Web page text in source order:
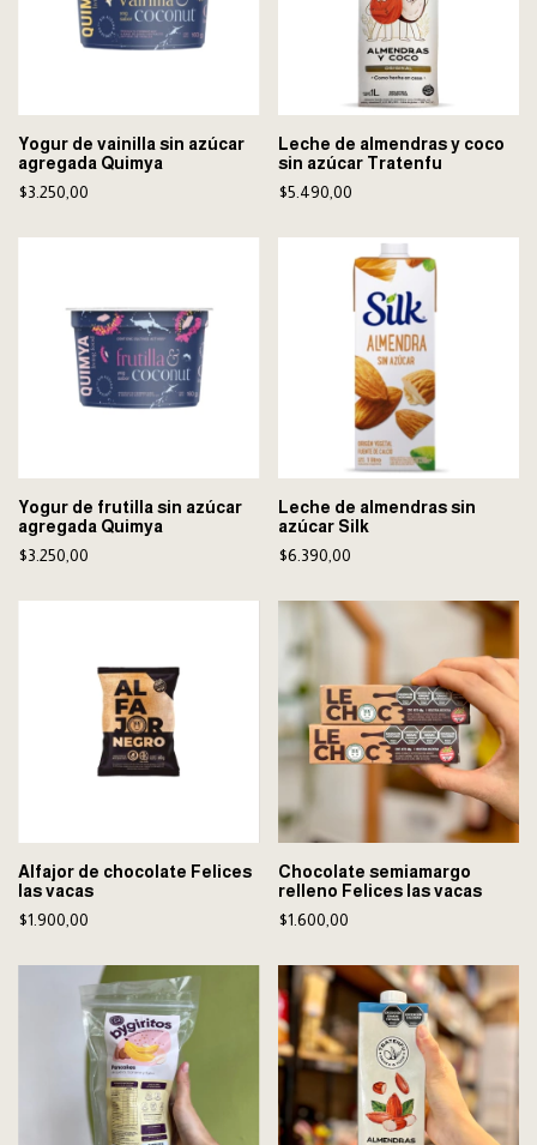
Yogur de vainilla sin azúcar
agregada Quimya
$3.250,00
Leche de almendras y coco
sin azúcar Tratenfu
$5.490,00
Yogur de frutilla sin azúcar
agregada Quimya
$3.250,00
Leche de almendras sin
azúcar Silk
$6.390,00
Alfajor de chocolate Felices
las vacas
$1.900,00
Chocolate semiamargo
relleno Felices las vacas
$1.600,00